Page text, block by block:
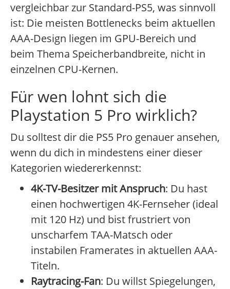
vergleichbar zur Standard-PS5, was sinnvoll
ist: Die meisten Bottlenecks beim aktuellen
AAA-Design liegen im GPU-Bereich und
beim Thema Speicherbandbreite, nicht in
einzelnen CPU-Kernen.
Für wen lohnt sich die
Playstation 5 Pro wirklich?
Du solltest dir die PS5 Pro genauer ansehen,
wenn du dich in mindestens einer dieser
Kategorien wiedererkennst:
4K-TV-Besitzer mit Anspruch: Du hast
einen hochwertigen 4K-Fernseher (ideal
mit 120 Hz) und bist frustriert von
unscharfem TAA-Matsch oder
instabilen Framerates in aktuellen AAA-
Titeln.
Raytracing-Fan: Du willst Spiegelungen,